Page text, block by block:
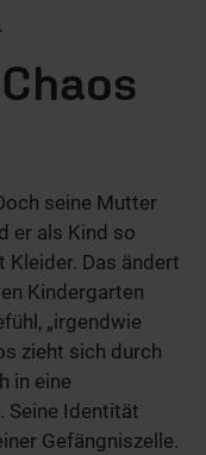
seine Mutter
er als Kind so
Kleider. Das ändert
Kindergarten
„irgendwie
zieht sich durch
in eine
Seine Identität
Gefängniszelle.